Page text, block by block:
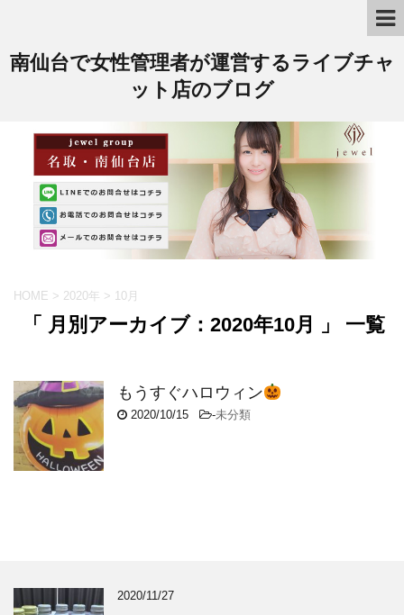
南仙台で女性管理者が運営するライブチャ
ット店のブログ
HOME > 2020年 > 10月
「 月別アーカイブ：2020年10月 」 一覧
もうすぐハロウィン
2020/10/15 -未分類
2020/11/27